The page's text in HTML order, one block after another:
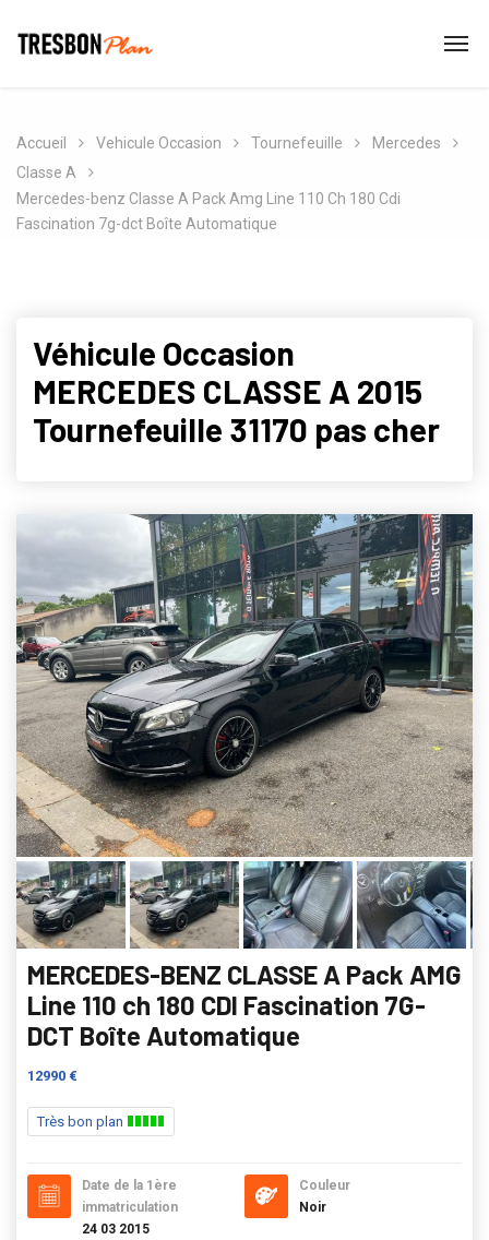
Accueil Vehicule Occasion Tournefeuille
Mercedes
Classe A
Mercedes-benz Classe A Pack Amg Line 110 Ch 180 Cdi
Fascination 7g-dct Boîte Automatique
Véhicule Occasion
MERCEDES CLASSE A 2015
Tournefeuille 31170 pas cher
MERCEDES-BENZ CLASSE A Pack AMG
Line 110 ch 180 CDI Fascination 7G-
DCT Boîte Automatique
12990 €
Très bon plan
Date de la 1ère
immatriculation
24 03 2015
Couleur
Noir